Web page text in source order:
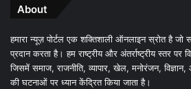
About
हमारा न्यूज़ पोर्टल एक शक्तिशाली ऑनलाइन स्रोत है जो
प्रदान करता है। हम राष्ट्रीय और अंतर्राष्ट्रीय स्तर
जिसमें समाज, राजनीति, व्यापार, खेल, मनोरंजन, विज्ञान,
की घटनाओं पर ध्यान केंद्रित किया जाता है।